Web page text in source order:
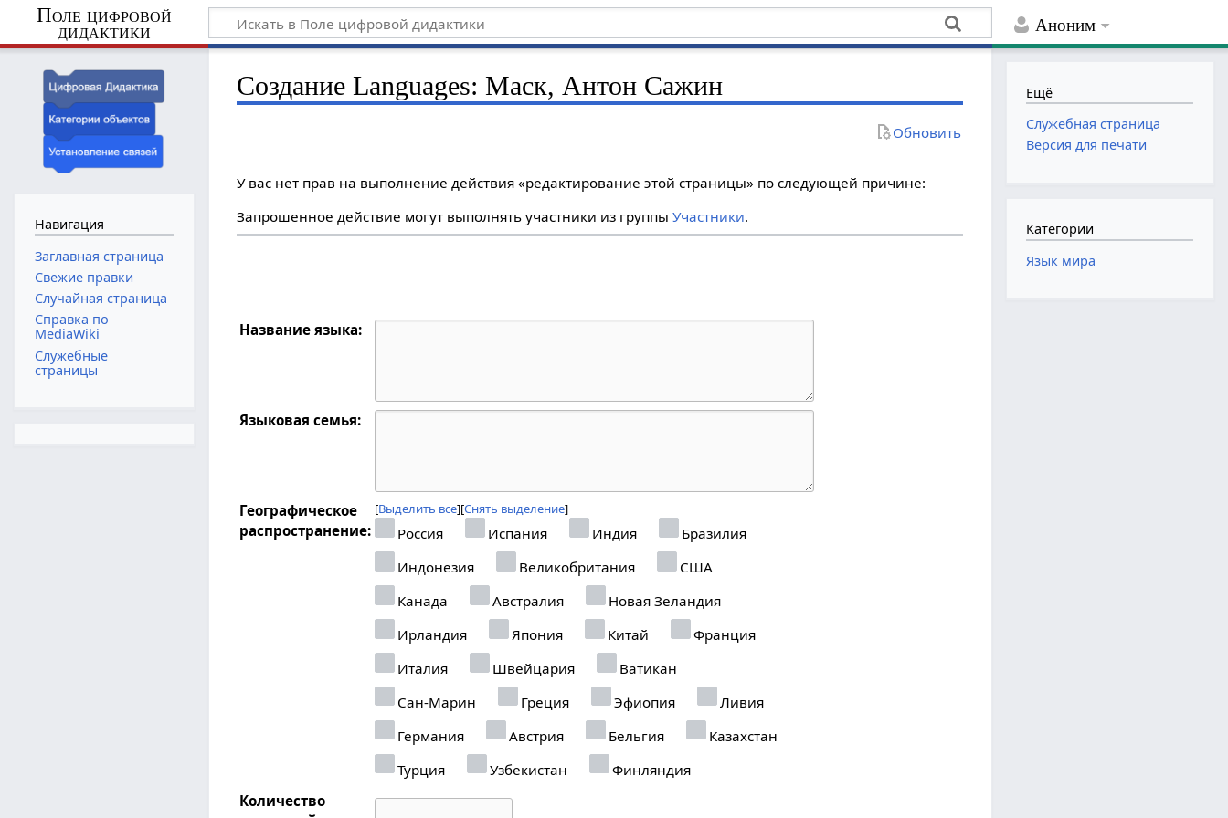
Аноним
Поле цифровой
дидактики
Создание Languages: Маск, Антон Сажин
Обновить
У вас нет прав на выполнение действия «редактирование этой страницы» по следующей причине:
Запрошенное действие могут выполнять участники из группыУчастники.
Название языка:
Языковая семья:
Географическое
распространение:
Выделить все Снять выделение
Россия Испания Индия
Бразилия
Индонезия
Великобритания
США
Канада
Австралия
Новая Зеландия
Ирландия
Япония Китай
Франция
Италия
Швейцария
Ватикан
Сан-Марин
Греция Эфиопия
Ливия
Германия
Австрия Бельгия
Казахстан
Турция
Узбекистан
Финляндия
Количество
Навигация
Заглавная страница
Свежие правки
Случайная страница
Справка по
MediaWiki
Служебные
страницы
Ещё
Служебная страница
Версия для печати
Категории
Язык мира